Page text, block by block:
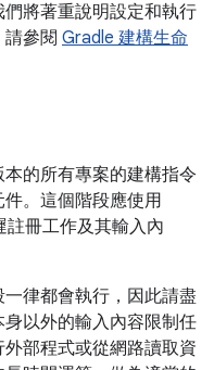
將著重說明設定和執行
參閱 Gradle 建構生命
的所有專案的建構指令
。這個階段應使用
註冊工作及其輸入內
律都會執行，因此請盡
以外的輸入內容限制任
部程式或從網路讀取資